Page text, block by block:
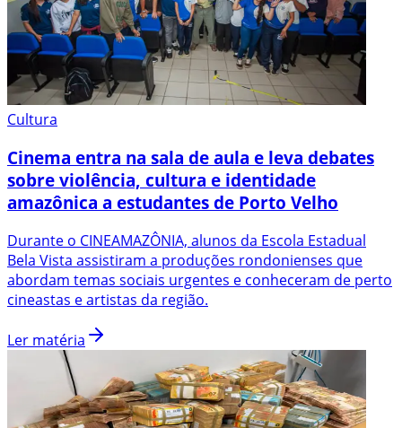
Cultura
Cinema entra na sala de aula e leva debates
sobre violência, cultura e identidade
amazônica a estudantes de Porto Velho
Durante o CINEAMAZÔNIA, alunos da Escola Estadual
Bela Vista assistiram a produções rondonienses que
abordam temas sociais urgentes e conheceram de perto
cineastas e artistas da região.
Ler matéria